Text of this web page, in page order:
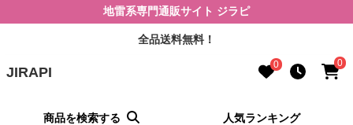
地雷系専門通販サイト ジラピ
全品送料無料！
JIRAPI 0 0
商品を検索する 人気ランキング